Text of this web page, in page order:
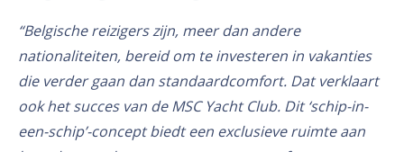
“Belgische reizigers zijn, meer dan andere
nationaliteiten, bereid om te investeren in vakanties
die verder gaan dan standaardcomfort. Dat verklaart
ook het succes van de MSC Yacht Club. Dit ‘schip-in-
een-schip’-concept biedt een exclusieve ruimte aan